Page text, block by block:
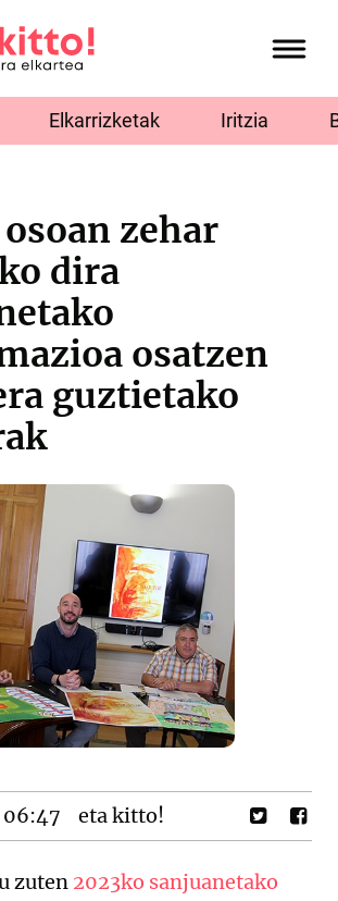
Elkarrizketak Iritzia
zehar
dira
osatzen
guztietako
06:47 eta kitto!
zuten 2023ko sanjuanetako